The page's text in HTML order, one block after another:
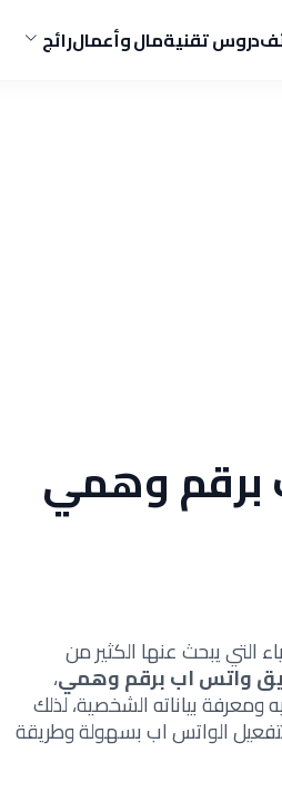
دروس تقنيةمال وأعمالرائج
برقم وهمي
التي يبحث عنها الكثير من
واتس اب برقم وهمي،
بياناته الشخصية، لذلك
الواتس اب بسهولة وطريقة